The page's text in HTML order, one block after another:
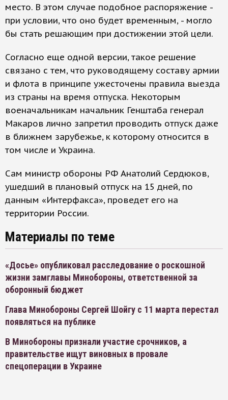
место. В этом случае подобное распоряжение -
при условии, что оно будет временным, - могло
бы стать решающим при достижении этой цели.
Согласно еще одной версии, такое решение
связано с тем, что руководящему составу армии
и флота в принципе ужесточены правила выезда
из страны на время отпуска. Некоторым
военачальникам начальник Генштаба генерал
Макаров лично запретил проводить отпуск даже
в ближнем зарубежье, к которому относится в
том числе и Украина.
Сам министр обороны РФ Анатолий Сердюков,
ушедший в плановый отпуск на 15 дней, по
данным «Интерфакса», проведет его на
территории России.
Материалы по теме
«Досье» опубликовал расследование о роскошной
жизни замглавы Минобороны, ответственной за
оборонный бюджет
Глава Минобороны Сергей Шойгу с 11 марта перестал
появляться на публике
В Минобороны признали участие срочников, а
правительстве ищут виновных в провале
спецоперации в Украине